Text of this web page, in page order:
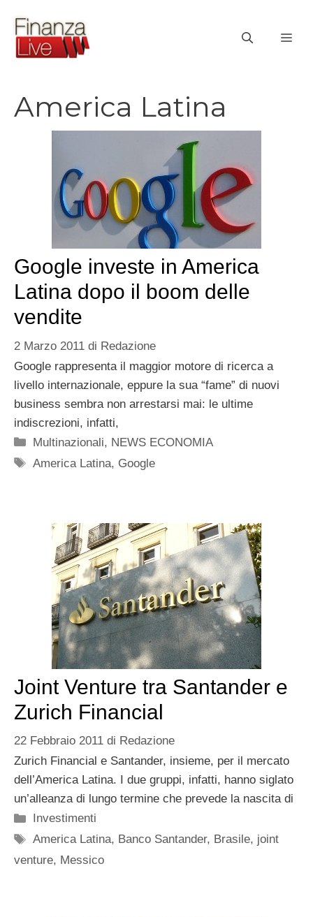
contenuto
America Latina
Google investe in America
Latina dopo il boom delle
vendite
2 Marzo 2011 di Redazione
Google rappresenta il maggior motore di ricerca a
livello internazionale, eppure la sua “fame” di nuovi
business sembra non arrestarsi mai: le ultime
indiscrezioni, infatti,
Categorie
Multinazionali, NEWS ECONOMIA
Tag
America Latina, Google
Joint Venture tra Santander e
Zurich Financial
22 Febbraio 2011 di Redazione
Zurich Financial e Santander, insieme, per il mercato
dell’America Latina. I due gruppi, infatti, hanno siglato
un’alleanza di lungo termine che prevede la nascita di
Categorie
Investimenti
Tag
America Latina, Banco Santander, Brasile, joint
venture, Messico